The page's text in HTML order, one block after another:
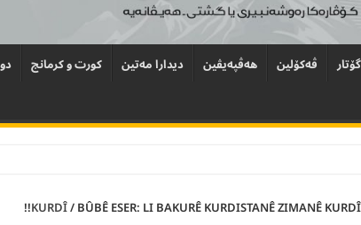
گۆتار ڤەکۆلین ھەڤپەیڤین دیدارا مەتین کورت و کرمانج
KURDÎ/BÛBÊ ESER: LI BAKURÊ KURDISTANÊ ZIMANÊ